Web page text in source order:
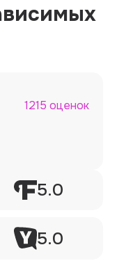
1215 оценок
5.0
5.0